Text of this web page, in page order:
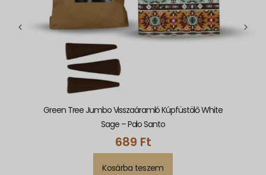
Green Tree Jumbo Visszaáramló Kúpfüstölő White
Sage – Palo Santo
689 Ft
Kosárba teszem